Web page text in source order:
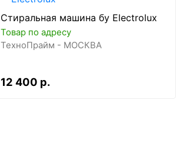
Стиральная машина бу Electrolux
Товар по адресу
ТехноПрайм - МОСКВА
12 400 р.